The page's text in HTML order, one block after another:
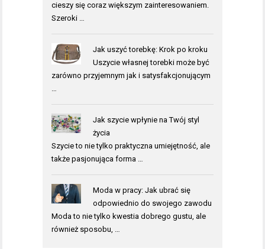
cieszy się coraz większym zainteresowaniem.
Szeroki …
Jak uszyć torebkę: Krok po kroku
Uszycie własnej torebki może być
zarówno przyjemnym jak i satysfakcjonującym
…
Jak szycie wpłynie na Twój styl
życia
Szycie to nie tylko praktyczna umiejętność, ale
także pasjonująca forma …
Moda w pracy: Jak ubrać się
odpowiednio do swojego zawodu
Moda to nie tylko kwestia dobrego gustu, ale
również sposobu, …